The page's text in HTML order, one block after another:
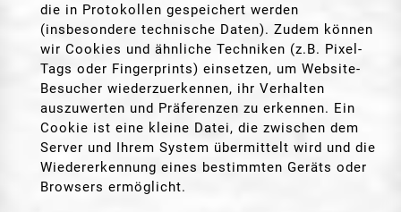
die in Protokollen gespeichert werden
(insbesondere technische Daten). Zudem können
wir Cookies und ähnliche Techniken (z.B. Pixel-
Tags oder Fingerprints) einsetzen, um Website-
Besucher wiederzuerkennen, ihr Verhalten
auszuwerten und Präferenzen zu erkennen. Ein
Cookie ist eine kleine Datei, die zwischen dem
Server und Ihrem System übermittelt wird und die
Wiedererkennung eines bestimmten Geräts oder
Browsers ermöglicht.